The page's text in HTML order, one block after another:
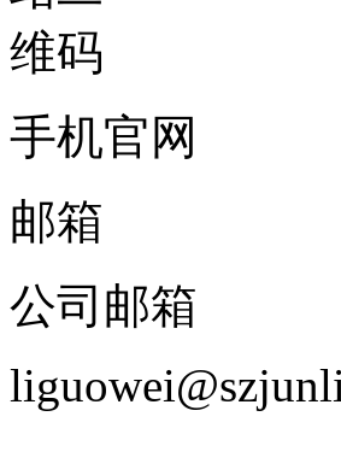
手机官网
邮箱
公司邮箱